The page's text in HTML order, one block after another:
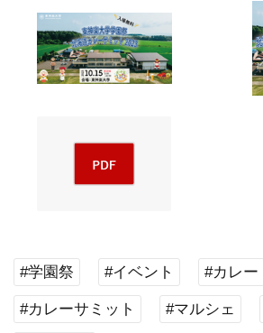
#学園祭 #イベント #カレー
#カレーサミット #マルシェ